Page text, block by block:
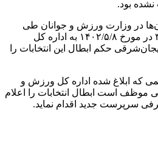
نشده بود.
در وزارت ورزش و جوانان طی
نامه‌ای به شماره د/ ۳۲/۸۸۴۶ در مورخ ۱۴۰۲/۵/۸ به اداره کل
حکم ابطال این انتخابات را
که ابلاغ شده اداره کل ورزش و
موظف است ابطال انتخابات را اعلام
سرپرست جدید اقدام نماید.